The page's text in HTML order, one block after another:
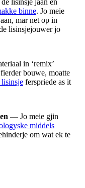
lisinsje jaan en
binne. Jo meie
mar net op in
lisinsjejouwer jo
in ‘remix’
bouwe, moatte
lisinsje ferspriede as it
— Jo meie gjin
middels
om wat ek te